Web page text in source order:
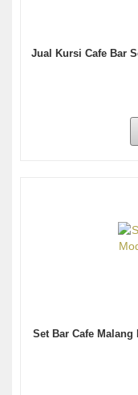
Jual Kursi Cafe Bar
Set Bar Cafe